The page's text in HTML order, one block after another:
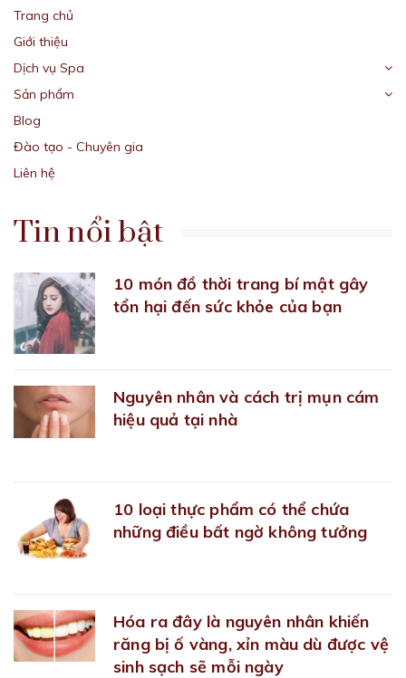
Trang chủ
Giới thiệu
Dịch vụ Spa
Sản phẩm
Blog
Đào tạo - Chuyên gia
Liên hệ
Tin nổi bật
10 món đồ thời trang bí mật gây
tổn hại đến sức khỏe của bạn
Nguyên nhân và cách trị mụn cám
hiệu quả tại nhà
10 loại thực phẩm có thể chứa
những điều bất ngờ không tưởng
Hóa ra đây là nguyên nhân khiến
răng bị ố vàng, xỉn màu dù được vệ
sinh sạch sẽ mỗi ngày